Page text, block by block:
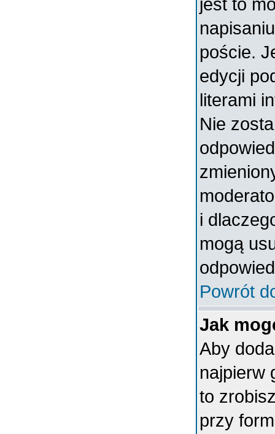
jest to
poście.
edycji
literami
Nie
i
mogą
Powrót
Jak
Aby
najpierw
to
przy